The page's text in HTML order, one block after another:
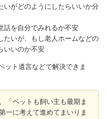
いがどのようにしたらいいか分
話を自分でみれるか不安
たいが、もし老人ホームなどの
いいのか不安
ット遺言などで解決できま
「ペットも飼い主も最期ま
一に考えて進めてまいりま